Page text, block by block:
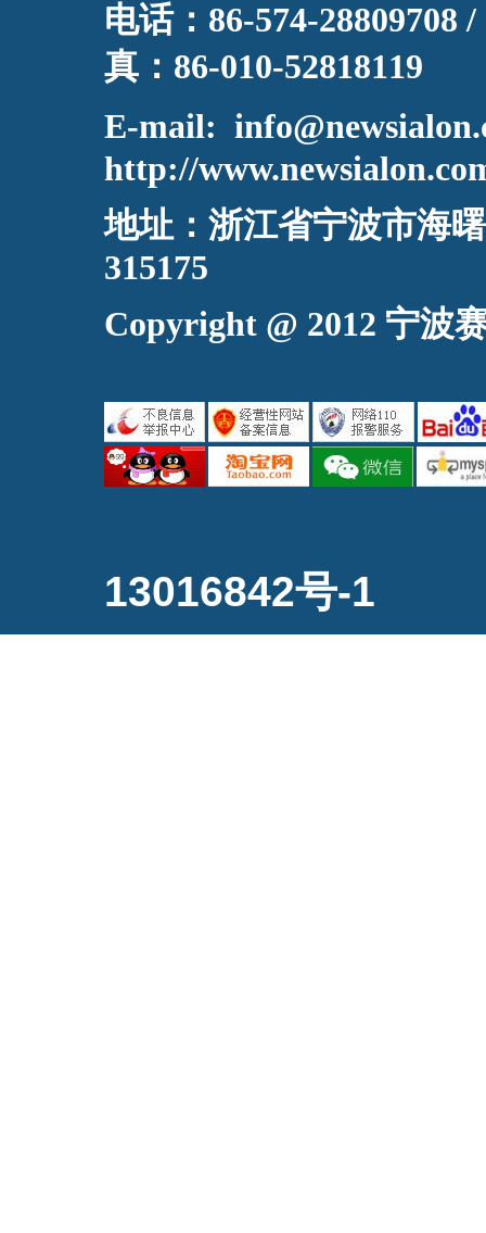
电话：86-
真：86-010-52818119
E-mail:
http://
地址：浙江省宁
315175
Copyright @ 2012
13016842号-1